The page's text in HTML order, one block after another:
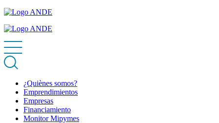
¿Quiènes somos?
Emprendimientos
Empresas
Financiamiento
Monitor Mipymes